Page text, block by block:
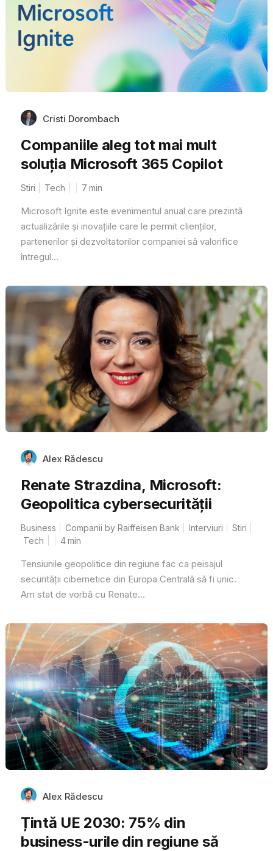
Cristi Dorombach
Companiile aleg tot mai mult
soluția Microsoft 365 Copilot
Stiri Tech 7 min
Microsoft Ignite este evenimentul anual care prezintă
actualizările și inovațiile care le permit clienților,
partenerilor și dezvoltatorilor companiei să valorifice
întregul...
Alex Rădescu
Renate Strazdina, Microsoft:
Geopolitica cybersecurității
Business Companii by Raiffeisen Bank Interviuri
Stiri
Tech
4min
Tensiunile geopolitice din regiune fac ca peisajul
securității cibernetice din Europa Centrală să fi unic.
Am stat de vorbă cu Renate...
Alex Rădescu
Țintă UE 2030: 75% din
business-urile din regiune să